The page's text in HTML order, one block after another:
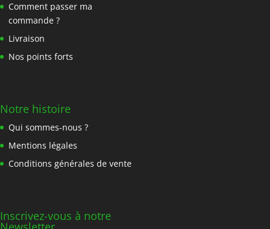
Comment passer ma
commande ?
Livraison
Nos points forts
Notre histoire
Qui sommes-nous ?
Mentions légales
Conditions générales de vente
Inscrivez-vous à notre